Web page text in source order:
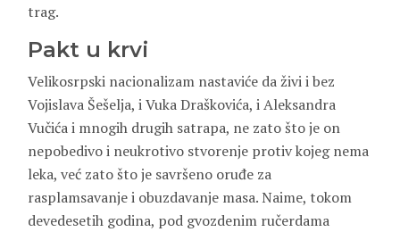
trag.
Pakt u krvi
Velikosrpski nacionalizam nastaviće da živi i bez
Vojislava Šešelja, i Vuka Draškovića, i Aleksandra
Vučića i mnogih drugih satrapa, ne zato što je on
nepobedivo i neukrotivo stvorenje protiv kojeg nema
leka, već zato što je savršeno oruđe za
rasplamsavanje i obuzdavanje masa. Naime, tokom
devedesetih godina, pod gvozdenim ručerdama